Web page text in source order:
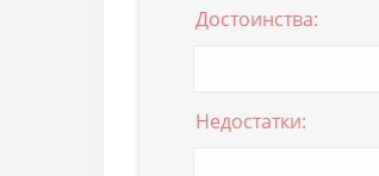
Достоинства:
Недостатки: